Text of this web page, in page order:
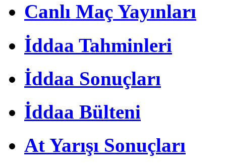
Canlı Maç Yayınları
İddaa Tahminleri
İddaa Sonuçları
İddaa Bülteni
At Yarışı Sonuçları